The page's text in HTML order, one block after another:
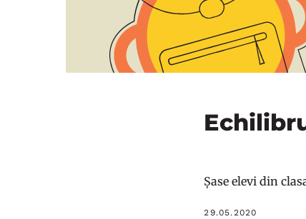
Șase elevi din
29.05.2020